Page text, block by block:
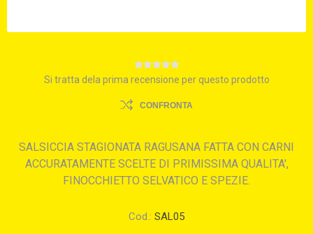
Si tratta dela prima recensione per questo prodotto
CONFRONTA
SALSICCIA STAGIONATA RAGUSANA FATTA CON CARNI
ACCURATAMENTE SCELTE DI PRIMISSIMA QUALITA',
FINOCCHIETTO SELVATICO E SPEZIE.
Cod.: SAL05